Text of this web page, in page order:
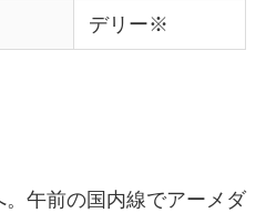
デリー※
午前の国内線でアーメダ